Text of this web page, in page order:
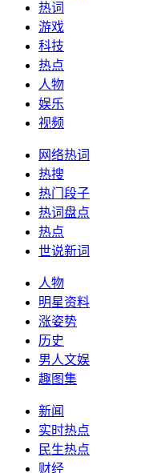
热词
游戏
科技
热点
人物
娱乐
视频
网络热词
热搜
热门段子
热词盘点
热点
世说新词
人物
明星资料
涨姿势
历史
男人文娱
趣图集
新闻
实时热点
民生热点
财经